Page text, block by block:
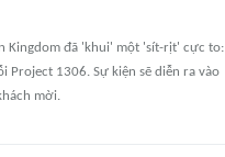
Kingdom đã 'khui' một 'sít-rịt' cực to:
Project 1306. Sự kiện sẽ diễn ra vào
mời.